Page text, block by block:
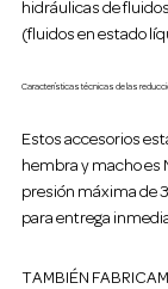
hidráulicas de
(fluidos en estado
Características técnicas de las
Estos accesorios
hembra y macho es
presión máxima de
para entrega
TAMBIÉN